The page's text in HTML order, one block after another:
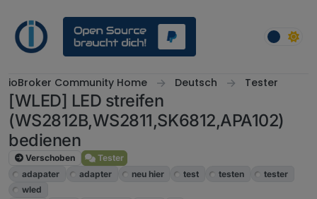
ioBroker Community Home Deutsch Tester
[WLED] LED streifen
(WS2812B,WS2811,SK6812,APA102)
bedienen
Verschoben
Tester
adapater
adapter neu hier test testen
tester
wled